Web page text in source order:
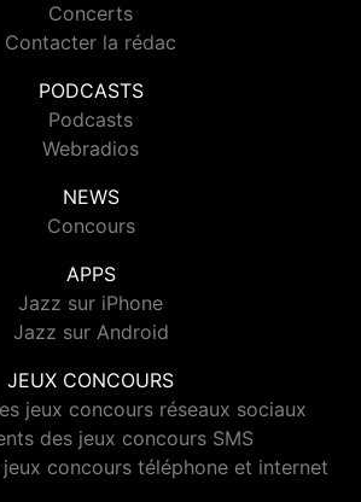
Concerts
Contacter la rédac
PODCASTS
Podcasts
Webradios
NEWS
Concours
APPS
Jazz sur iPhone
Jazz sur Android
JEUX CONCOURS
jeux concours réseaux sociaux
des jeux concours SMS
jeux concours téléphone et internet